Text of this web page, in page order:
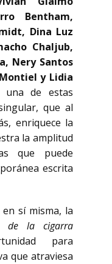
Bentham,
Dina Luz
Chaljub,
Nery Santos
y Lidia
una de estas
que al
enriquece la
la amplitud
que puede
escrita
sí misma, la
de la cigarra
para
que atraviesa